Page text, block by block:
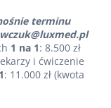
terminu
1 na 1: 8.500 zł
i ćwiczenie
: 11.000 zł (kwota